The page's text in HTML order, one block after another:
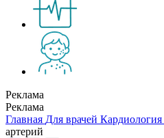
Реклама
Реклама
Главная Для врачей Кардиология
артерий